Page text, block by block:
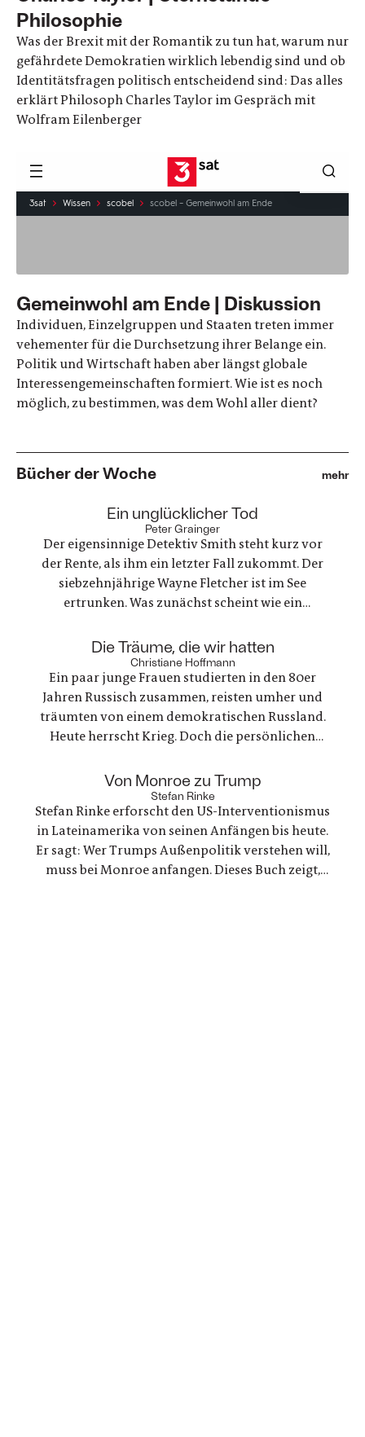
Philosophie
Was der Brexit mit der Romantik zu tun hat, warum nur
gefährdete Demokratien wirklich lebendig sind und ob
Identitätsfragen politisch entscheidend sind: Das alles
erklärt Philosoph Charles Taylor im Gespräch mit
Wolfram Eilenberger
Gemeinwohl am Ende | Diskussion
Individuen, Einzelgruppen und Staaten treten immer
vehementer für die Durchsetzung ihrer Belange ein.
Politik und Wirtschaft haben aber längst globale
Interessengemeinschaften formiert. Wie ist es noch
möglich, zu bestimmen, was dem Wohl aller dient?
Bücher der Woche mehr
Ein unglücklicher Tod
Peter Grainger
Der eigensinnige Detektiv Smith steht kurz vor
der Rente, als ihm ein letzter Fall zukommt. Der
siebzehnjährige Wayne Fletcher ist im See
ertrunken. Was zunächst scheint wie ein
anderes heraus. Es geht um nichts weniger als die
große Frage nach Gerechtigkeit. Eine
nervenaufreibende Ermittlung beginnt
Die Träume, die wir hatten
Christiane Hoffmann
Ein paar junge Frauen studierten in den 80er
Jahren Russisch zusammen, reisten umher und
träumten von einem demokratischen Russland.
Heute herrscht Krieg. Doch die persönlichen
gerade als eine der Frauen stirbt. Ein Buch über
Trauer und Hoffnung in deutsch-ukranisch-
russischen Beziehungen
Von Monroe zu Trump
Stefan Rinke
Stefan Rinke erforscht den US-Interventionismus
in Lateinamerika von seinen Anfängen bis heute.
Er sagt: Wer Trumps Außenpolitik verstehen will,
muss bei Monroe anfangen. Dieses Buch zeigt,